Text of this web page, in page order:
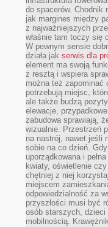
do spacerów. Chodnik
jak margines między
z najważniejszych
właśnie tam toczy się
W pewnym sensie
działa jak serwis dla
element ma swoją
z resztą i wspiera
można też zapominać
potrzebują miejsc,
ale także budzą
elewacje,
zabudowa sprawiają,
wizualnie. Przestrzeń
na nastrój, nawet jeśli
sobie na co dzień.
uporządkowana i
kwiaty, oświetlenie
chętniej z niej
miejscem
odpowiedzialność za
przyszłości musi być
osób starszych, dzieci
mobilnością.